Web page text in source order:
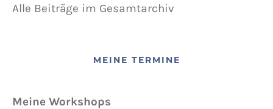
Alle Beiträge im Gesamtarchiv
MEINE TERMINE
Meine Workshops